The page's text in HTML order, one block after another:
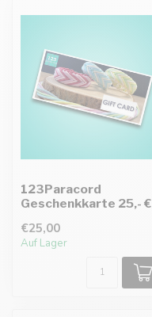
123Paracord
Geschenkkarte 25,- €
€25,00
Auf Lager